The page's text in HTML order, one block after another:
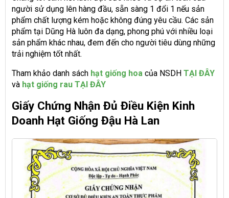
người sử dụng lên hàng đầu, sẵn sàng 1 đổi 1 nếu sản
phẩm chất lượng kém hoặc không đúng yêu cầu. Các sản
phẩm tại Dũng Hà luôn đa dạng, phong phú với nhiều loại
sản phẩm khác nhau, đem đến cho người tiêu dùng những
trải nghiệm tốt nhất.
Tham khảo danh sách hạt giống hoa của NSDH TẠI ĐÂY
và hạt giống rau TẠI ĐÂY
Giấy Chứng Nhận Đủ Điều Kiện Kinh
Doanh Hạt Giống Đậu Hà Lan